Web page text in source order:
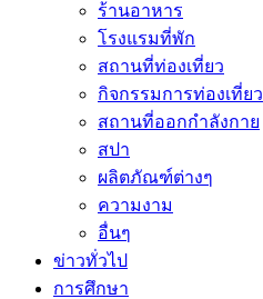
ร้านอาหาร
โรงแรมที่พัก
สถานที่ท่องเที่ยว
กิจกรรมการท่องเที่ยว
สถานที่ออกกำลังกาย
สปา
ผลิตภัณฑ์ต่างๆ
ความงาม
อื่นๆ
ข่าวทั่วไป
การศึกษา